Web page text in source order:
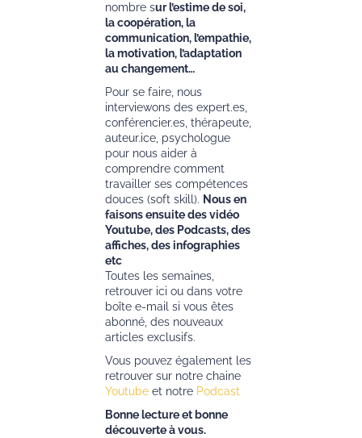
nombre sur l’estime de soi,
la coopération, la
communication, l’empathie,
la motivation, l’adaptation
au changement…
Pour se faire, nous
interviewons des expert.es,
conférencier.es, thérapeute,
auteur.ice, psychologue
pour nous aider à
comprendre comment
travailler ses compétences
douces (soft skill). Nous en
faisons ensuite des vidéo
Youtube, des Podcasts, des
affiches, des infographies
etc
Toutes les semaines,
retrouver ici ou dans votre
boîte e-mail si vous êtes
abonné, des nouveaux
articles exclusifs.
Vous pouvez également les
retrouver sur notre chaine
Youtube et notre Podcast
Bonne lecture et bonne
découverte à vous.